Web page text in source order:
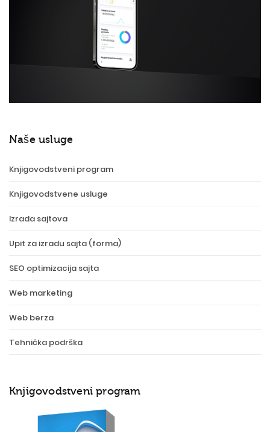
Naše usluge
Knjigovodstveni program
Knjigovodstvene usluge
Izrada sajtova
Upit za izradu sajta (forma)
SEO optimizacija sajta
Web marketing
Web berza
Tehnička podrška
Knjigovodstveni program